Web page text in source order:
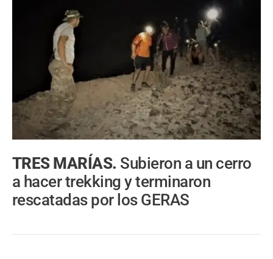
TRES MARÍAS. Subieron a un cerro
a hacer trekking y terminaron
rescatadas por los GERAS